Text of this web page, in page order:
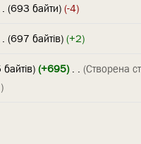
. (693 байти) (-4)
. (697 байтів) (+2)
(+695)‎ . . (Створена